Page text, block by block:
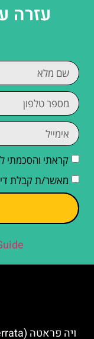
עזרה
קראתי והסכמתי ל
מאשר/ת קבלת